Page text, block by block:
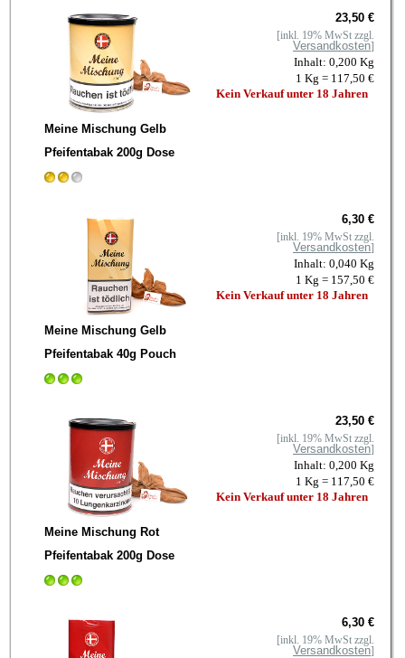
Meine Mischung Gelb
Pfeifentabak 200g Dose
23,50 €
[inkl. 19% MwSt zzgl.
Versandkosten]
Inhalt: 0,200 Kg
1 Kg = 117,50 €
Kein Verkauf unter 18 Jahren
Meine Mischung Gelb
Pfeifentabak 40g Pouch
6,30 €
[inkl. 19% MwSt zzgl.
Versandkosten]
Inhalt: 0,040 Kg
1 Kg = 157,50 €
Kein Verkauf unter 18 Jahren
Meine Mischung Rot
Pfeifentabak 200g Dose
23,50 €
[inkl. 19% MwSt zzgl.
Versandkosten]
Inhalt: 0,200 Kg
1 Kg = 117,50 €
Kein Verkauf unter 18 Jahren
6,30 €
[inkl. 19% MwSt zzgl.
Versandkosten]